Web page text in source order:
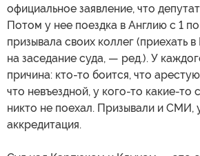
официальное заявление, что
Потом у нее поездка в Англию с 1
призывала своих коллег (приехать
на заседание суда, — ред.). У
причина: кто-то боится, что
что невъездной, у кого-то какие-то
никто не поехал. Призывали и СМИ,
аккредитация.